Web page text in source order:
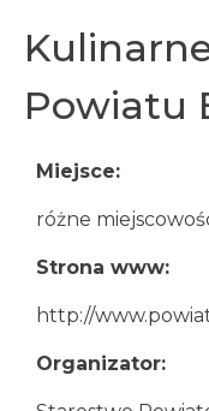
Powiatu
Miejsce:
różne
Strona www:
http://
Organizator: